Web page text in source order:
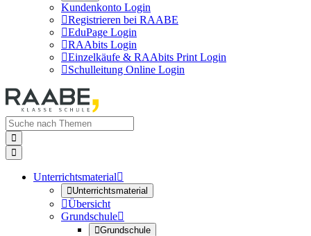
Kundenkonto Login
Registrieren bei RAABE
EduPage Login
RAAbits Login
Einzelkäufe & RAAbits Print Login
Schulleitung Online Login


Unterrichtsmaterial
Unterrichtsmaterial
Übersicht
Grundschule
Grundschule